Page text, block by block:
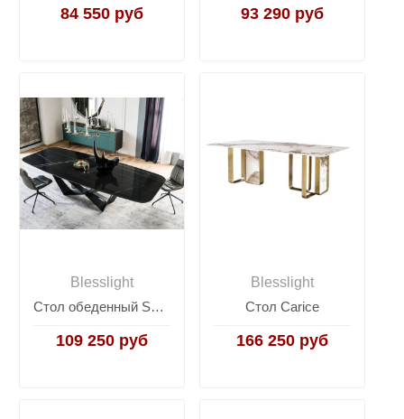
84 550 руб 93 290 руб
Blesslight
Стол обеденный Scorpio Marble Black
109 250 руб
Blesslight
Стол Carice
166 250 руб